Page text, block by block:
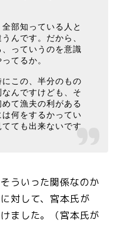
部知っている人と
んです。だから、
っていうのを意識
てるか。
この、半分のもの
んですけども、そ
て漁夫の利がある
何をするかってい
ても出来ないです
ういった関係なのか
対して、宮本氏が
ました。（宮本氏が